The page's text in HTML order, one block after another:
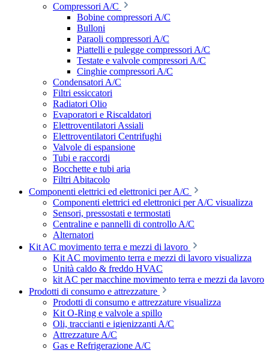
Compressori A/C
Bobine compressori A/C
Bulloni
Paraoli compressori A/C
Piattelli e pulegge compressori A/C
Testate e valvole compressori A/C
Cinghie compressori A/C
Condensatori A/C
Filtri essiccatori
Radiatori Olio
Evaporatori e Riscaldatori
Elettroventilatori Assiali
Elettroventilatori Centrifughi
Valvole di espansione
Tubi e raccordi
Bocchette e tubi aria
Filtri Abitacolo
Componenti elettrici ed elettronici per A/C
Componenti elettrici ed elettronici per A/C visualizza
Sensori, pressostati e termostati
Centraline e pannelli di controllo A/C
Alternatori
Kit AC movimento terra e mezzi di lavoro
Kit AC movimento terra e mezzi di lavoro visualizza
Unità caldo & freddo HVAC
kit AC per macchine movimento terra e mezzi da lavoro
Prodotti di consumo e attrezzature
Prodotti di consumo e attrezzature visualizza
Kit O-Ring e valvole a spillo
Oli, traccianti e igienizzanti A/C
Attrezzature A/C
Gas e Refrigerazione A/C